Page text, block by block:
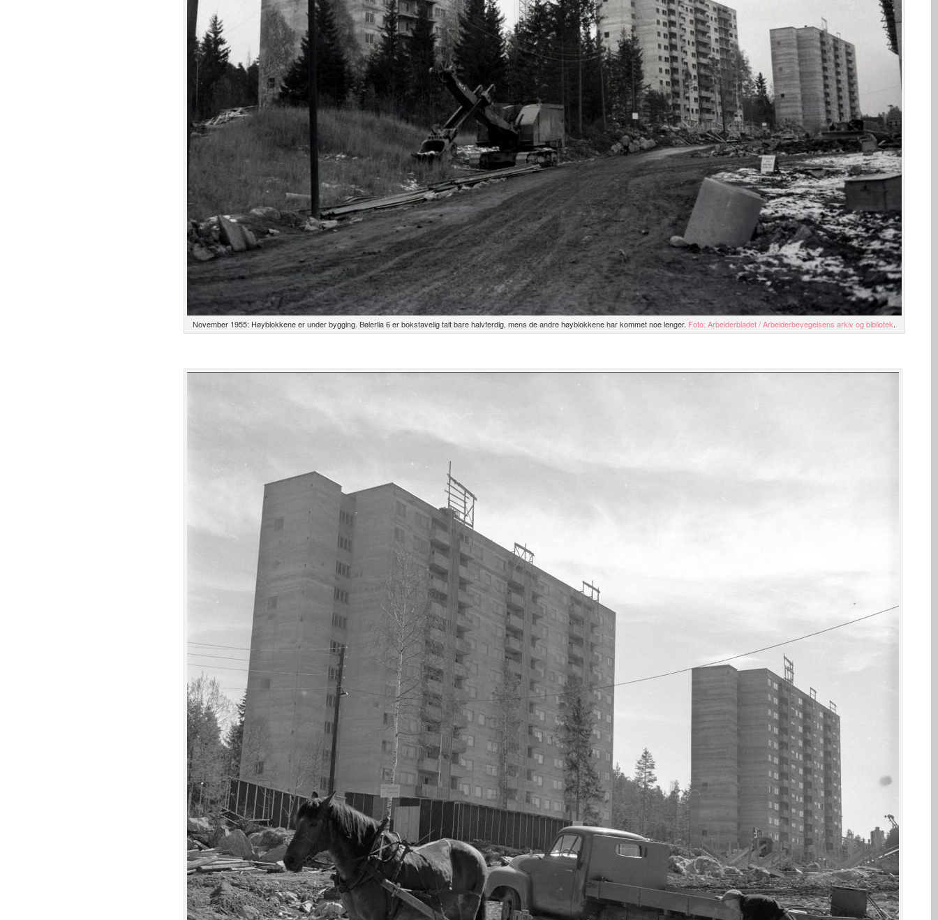
November 1955: Høyblokkene er under bygging. Bølerlia 6 er bokstavelig talt bare halvferdig, mens de andre høyblokkene har kommet noe lenger. Foto: Arbeiderbladet / Arbeiderbevegelsens arkiv og bibliotek.